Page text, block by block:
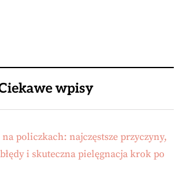
wpisy
policzkach: najczęstsze przyczyny,
i skuteczna pielęgnacja krok po